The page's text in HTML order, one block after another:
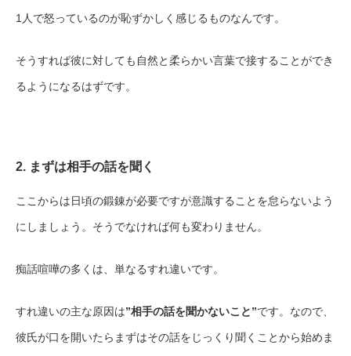
1人で怒っているのが恥ずかしく感じるものなんです。
そうすれば彼に対しても自然と柔らかい言葉で接することができ
るようになるはずです。
2. まずは相手の話を聞く
ここからは日頃の鍛錬が必要ですが意識することを怠らないよう
にしましょう。そうでなければ何も変わりません。
痴話喧嘩の多くは、単なるすれ違いです。
すれ違いの主な原因は”相手の話を聞かないこと”です。なので、
彼氏が口を開いたらまずはその話をじっくり聞くことから始めま